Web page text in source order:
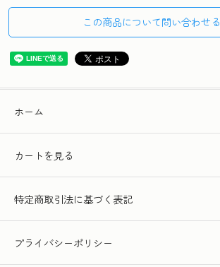
この商品について問い合わせる
ホーム
カートを見る
特定商取引法に基づく表記
プライバシーポリシー